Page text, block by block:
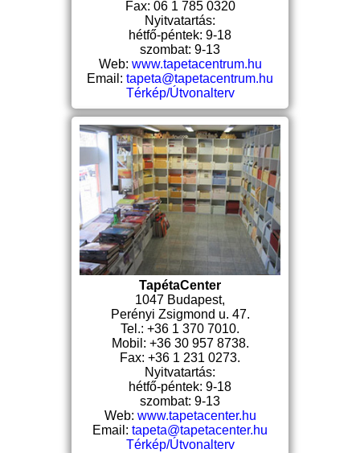
Fax: 06 1 785 0320
Nyitvatartás:
hétfő-péntek: 9-18
szombat: 9-13
Web: www.tapetacentrum.hu
Email: tapeta@tapetacentrum.hu
Térkép/Útvonalterv
TapétaCenter
1047 Budapest,
Perényi Zsigmond u. 47.
Tel.: +36 1 370 7010.
Mobil: +36 30 957 8738.
Fax: +36 1 231 0273.
Nyitvatartás:
hétfő-péntek: 9-18
szombat: 9-13
Web: www.tapetacenter.hu
Email: tapeta@tapetacenter.hu
Térkép/Útvonalterv